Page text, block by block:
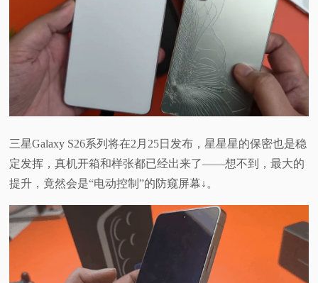
三星Galaxy S26系列将在2月25日发布，星星星的保密也是稳
定发挥，真机开箱和样张都已经出来了——想不到，最大的
提升，竟然会是“电动控制”的防窥屏幕↓。